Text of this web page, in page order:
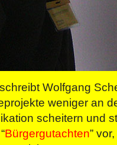
Wolfgang
weniger an
scheitern und
Bürgergutachten”